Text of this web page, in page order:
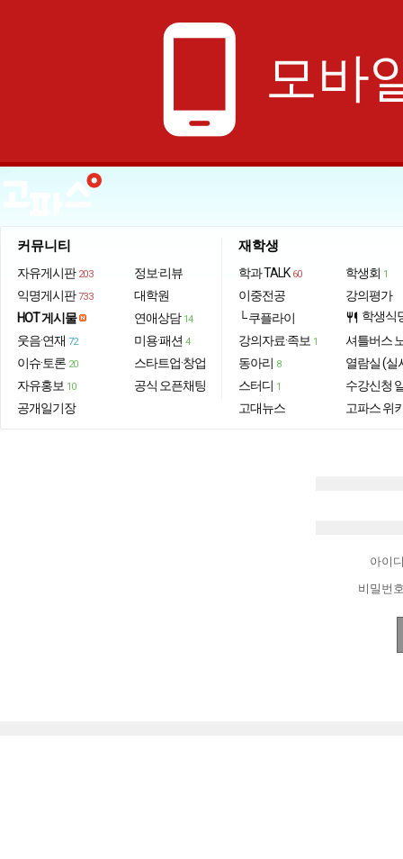
phone_android 모바
커뮤니티
자유게시판 203
익명게시판 733
HOT 게시물
웃음·연재 72
이슈·토론 20
자유홍보 10
공개일기장
정보·리뷰
대학원
연애상담 14
미용·패션 4
스타트업·창업
공식 오픈채팅
재학생
학과 TALK 60
이중전공
└ 쿠플라이
강의자료·족보 1
동아리 8
스터디 1
고대뉴스
학생회 1
강의평가
restaurant 학생식
셔틀버스
열람실 (실
수강신청
고파스 위
아이
비밀번